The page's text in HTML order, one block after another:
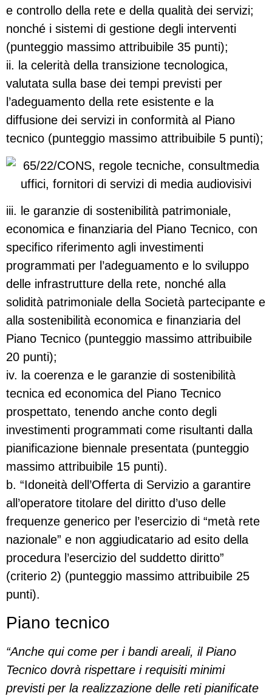
e controllo della rete e della qualità dei servizi;
nonché i sistemi di gestione degli interventi
(punteggio massimo attribuibile 35 punti);
ii. la celerità della transizione tecnologica,
valutata sulla base dei tempi previsti per
l’adeguamento della rete esistente e la
diffusione dei servizi in conformità al Piano
tecnico (punteggio massimo attribuibile 5 punti);
iii. le garanzie di sostenibilità patrimoniale,
economica e finanziaria del Piano Tecnico, con
specifico riferimento agli investimenti
programmati per l’adeguamento e lo sviluppo
delle infrastrutture della rete, nonché alla
solidità patrimoniale della Società partecipante e
alla sostenibilità economica e finanziaria del
Piano Tecnico (punteggio massimo attribuibile
20 punti);
iv. la coerenza e le garanzie di sostenibilità
tecnica ed economica del Piano Tecnico
prospettato, tenendo anche conto degli
investimenti programmati come risultanti dalla
pianificazione biennale presentata (punteggio
massimo attribuibile 15 punti).
b. “Idoneità dell’Offerta di Servizio a garantire
all’operatore titolare del diritto d’uso delle
frequenze generico per l’esercizio di “metà rete
nazionale” e non aggiudicatario ad esito della
procedura l’esercizio del suddetto diritto”
(criterio 2) (punteggio massimo attribuibile 25
punti).
Piano tecnico
“Anche qui come per i bandi areali, il Piano
Tecnico dovrà rispettare i requisiti minimi
previsti per la realizzazione delle reti pianificate